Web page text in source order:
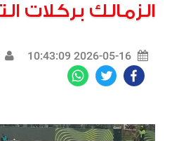
الزمالك بركلات
2026-05-16 10:43:09
Facebook
Twitter